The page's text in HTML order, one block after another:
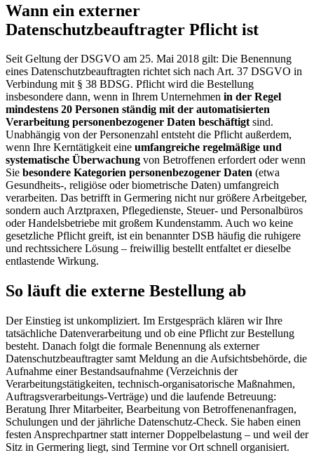
Wann ein externer
Datenschutzbeauftragter Pflicht ist
Seit Geltung der DSGVO am 25. Mai 2018 gilt: Die Benennung
eines Datenschutzbeauftragten richtet sich nach Art. 37 DSGVO in
Verbindung mit § 38 BDSG. Pflicht wird die Bestellung
insbesondere dann, wenn in Ihrem Unternehmen in der Regel
mindestens 20 Personen ständig mit der automatisierten
Verarbeitung personenbezogener Daten beschäftigtsind.
Unabhängig von der Personenzahl entsteht die Pflicht außerdem,
wenn Ihre Kerntätigkeit eine umfangreiche regelmäßige und
systematische Überwachung von Betroffenen erfordert oder wenn
Sie besondere Kategorien personenbezogener Daten (etwa
Gesundheits-, religiöse oder biometrische Daten) umfangreich
verarbeiten. Das betrifft in Germering nicht nur größere Arbeitgeber,
sondern auch Arztpraxen, Pflegedienste, Steuer- und Personalbüros
oder Handelsbetriebe mit großem Kundenstamm. Auch wo keine
gesetzliche Pflicht greift, ist ein benannter DSB häufig die ruhigere
und rechtssichere Lösung – freiwillig bestellt entfaltet er dieselbe
entlastende Wirkung.
So läuft die externe Bestellung ab
Der Einstieg ist unkompliziert. Im Erstgespräch klären wir Ihre
tatsächliche Datenverarbeitung und ob eine Pflicht zur Bestellung
besteht. Danach folgt die formale Benennung als externer
Datenschutzbeauftragter samt Meldung an die Aufsichtsbehörde, die
Aufnahme einer Bestandsaufnahme (Verzeichnis der
Verarbeitungstätigkeiten, technisch-organisatorische Maßnahmen,
Auftragsverarbeitungs-Verträge) und die laufende Betreuung:
Beratung Ihrer Mitarbeiter, Bearbeitung von Betroffenenanfragen,
Schulungen und der jährliche Datenschutz-Check. Sie haben einen
festen Ansprechpartner statt interner Doppelbelastung – und weil der
Sitz in Germering liegt, sind Termine vor Ort schnell organisiert.